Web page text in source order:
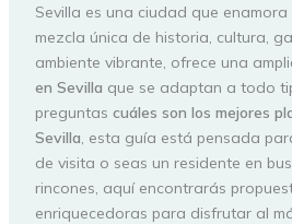
Sevilla es una ciudad que
mezcla única de historia, cultura,
ambiente vibrante, ofrece una
en Sevilla que se adaptan a todo
preguntas cuáles son los mejores
Sevilla , esta guía está pensada
de visita o seas un residente en
rincones, aquí encontrarás
enriquecedoras para disfrutar al